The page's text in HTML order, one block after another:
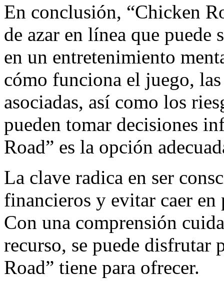
En conclusión, “Chicken
de azar en línea que puede
en un entretenimiento
cómo funciona el juego,
asociadas, así como los
pueden tomar decisiones
Road” es la opción
La clave radica en ser
financieros y evitar caer
Con una comprensión
recurso, se puede disfrutar
Road” tiene para ofrecer.